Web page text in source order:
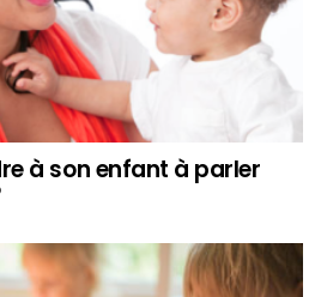
à son enfant à parler